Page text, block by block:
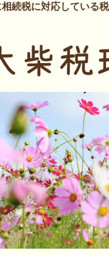
続税に対応している税